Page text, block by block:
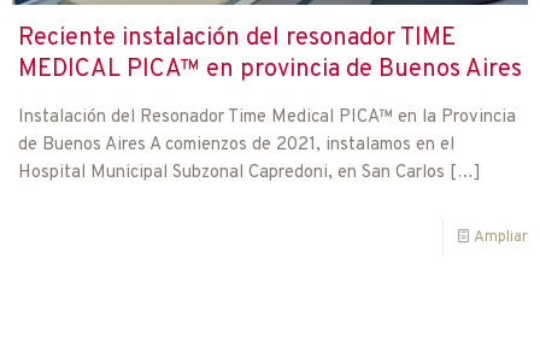
Reciente instalación del resonador TIME
MEDICAL PICA™ en provincia de Buenos Aires
Instalación del Resonador Time Medical PICA™ en la Provincia
de Buenos Aires A comienzos de 2021, instalamos en el
Hospital Municipal Subzonal Capredoni, en San Carlos […]
Ampliar